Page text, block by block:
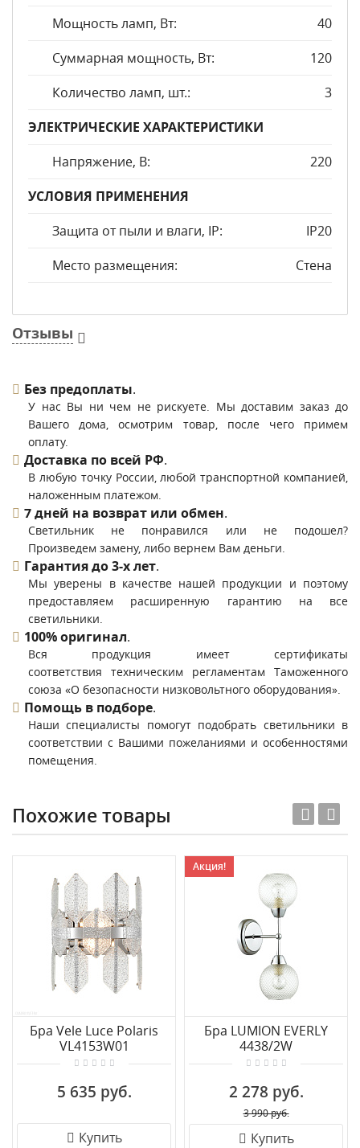
Мощность ламп, Вт:
40
Суммарная мощность, Вт:
120
Количество ламп, шт.:
3
ЭЛЕКТРИЧЕСКИЕ ХАРАКТЕРИСТИКИ
Напряжение, В:
220
УСЛОВИЯ ПРИМЕНЕНИЯ
Защита от пыли и влаги, IP:
IP20
Место размещения:
Стена
Отзывы
Без предоплаты.
У нас Вы ни чем не рискуете. Мы доставим заказ до
Вашего дома, осмотрим товар, после чего примем
оплату.
Доставка по всей РФ.
В любую точку России, любой транспортной компанией,
наложенным платежом.
7 дней на возврат или обмен.
Светильник не понравился или не подошел?
Произведем замену, либо вернем Вам деньги.
Гарантия до 3-х лет.
Мы уверены в качестве нашей продукции и поэтому
предоставляем расширенную гарантию на все
светильники.
100% оригинал.
Вся продукция имеет сертификаты
соответствия техническим регламентам Таможенного
союза «О безопасности низковольтного оборудования».
Помощь в подборе.
Наши специалисты помогут подобрать светильники в
соответствии с Вашими пожеланиями и особенностями
помещения.
Похожие товары
Бра Vele Luce Polaris
VL4153W01
5 635 руб.
Купить
Акция!
Бра LUMION EVERLY
4438/2W
2 278 руб.
3 990 руб.
Купить